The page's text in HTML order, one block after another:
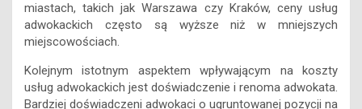
miastach, takich jak Warszawa czy Kraków, ceny usług
adwokackich często są wyższe niż w mniejszych
miejscowościach.
Kolejnym istotnym aspektem wpływającym na koszty
usług adwokackich jest doświadczenie i renoma adwokata.
Bardziej doświadczeni adwokaci o ugruntowanej pozycji na